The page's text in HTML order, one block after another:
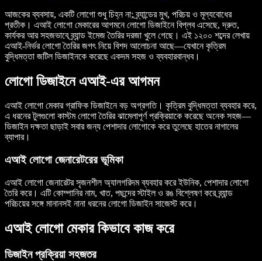
আজকের ব্যবসায়, একটি লোগো শুধু চিহ্ন না; ব্র্যান্ডের মুখ, পরিচয় ও মূল্যবোধের
প্রতীক। এআই লোগো মেকারের আগমনে লোগো ডিজাইনে বিপ্লব এসেছে, দ্রুত,
কার্যকর আর সহজভাবে ব্র্যান্ড ইমেজ তৈরির দরজা খুলে গেছে। এই ১২০০ শব্দের লেখায়
এআই-নির্ভর লোগো তৈরির জগৎ নিয়ে বিশদ আলোচনা আছে—যেখানে কৃত্রিম
বুদ্ধিমত্তা জটিল ডিজাইনকে করেছে একদম সহজ ও ব্যবহারবান্ধব।
লোগো ডিজাইনে এআই-এর আগমন
এআই লোগো মেকার গ্রাফিক ডিজাইনে বড় অগ্রগতি। কৃত্রিম বুদ্ধিমত্তা ব্যবহার করে,
এ ধরনের টুলগুলো কাস্টম লোগো তৈরির ঝামেলাপূর্ণ প্রক্রিয়াকে করেছে অনেক সহজ—
ডিজাইন দক্ষতা ছাড়াই সবার জন্য পেশাদার লোগোকে করে তুলেছে হাতের নাগালের
ব্যাপার।
এআই লোগো জেনারেটরের ভূমিকা
এআই লোগো জেনারেটর সৃজনশীল অ্যালগরিদম ব্যবহার করে ইউনিক, পেশাদার লোগো
তৈরি করে। এটি কোম্পানির নাম, খাত, পছন্দের স্টাইল ও রঙ বিশ্লেষণ করে ব্র্যান্ড
পরিচয়ের সঙ্গে মানানসই নানা ধরনের লোগো ডিজাইন সাজেস্ট করে।
এআই লোগো মেকার কিভাবে কাজ করে
ডিজাইন প্রক্রিয়া সহজতর